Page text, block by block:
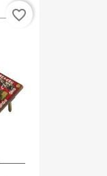
favorite_border